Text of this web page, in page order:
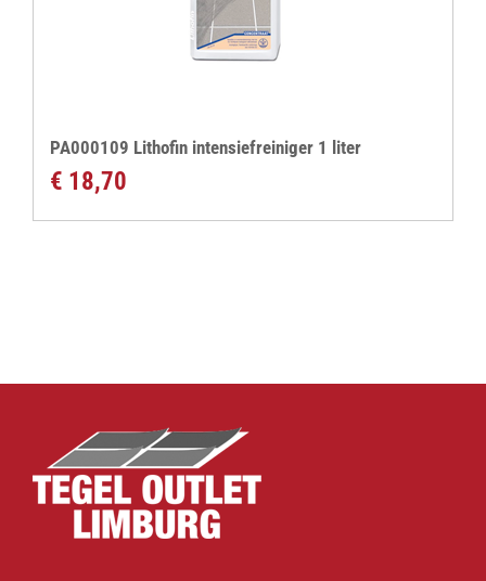
PA000109 Lithofin intensiefreiniger 1 liter
€ 18,70